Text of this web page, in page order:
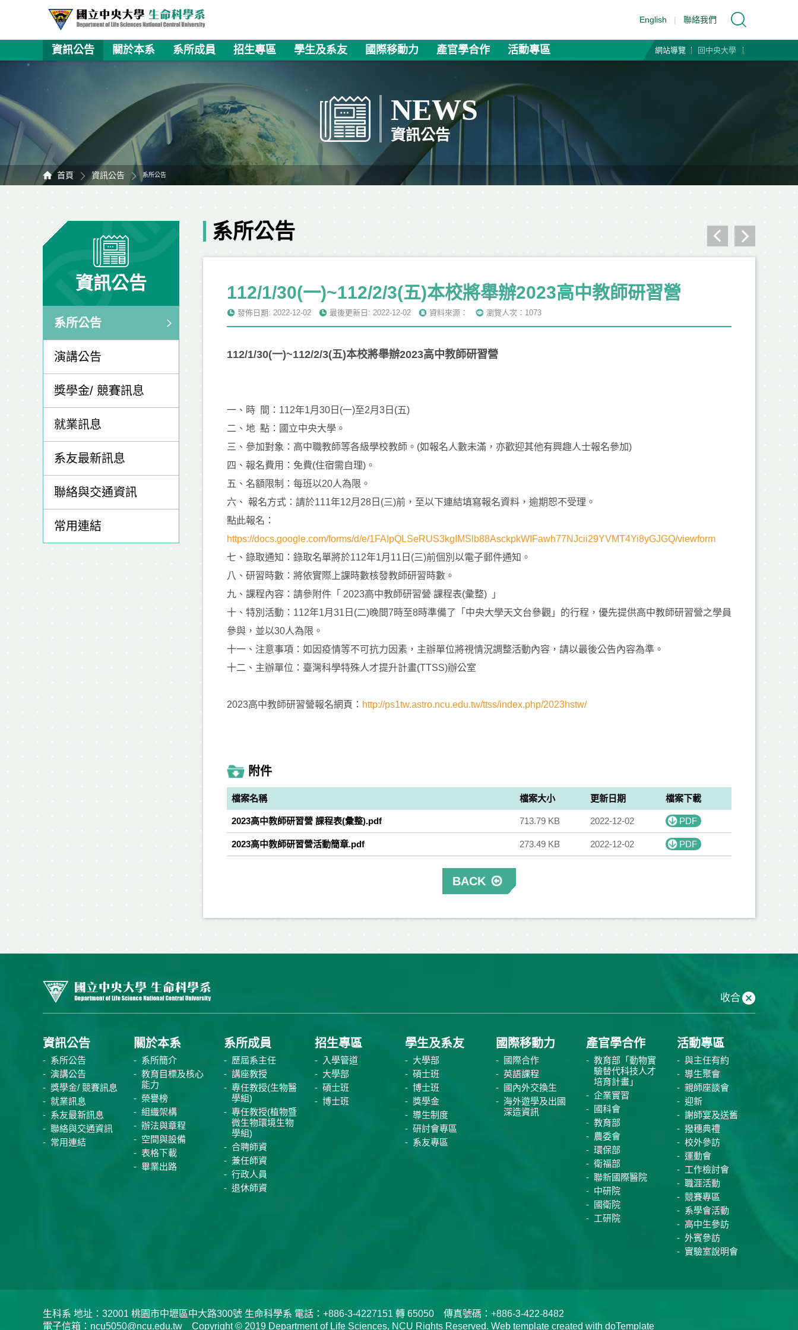
English | 聯絡我們
資訊公告 關於本系 系所成員 招生專區 學生及系友 國際移動力 產官學合作 活動專區 網站導覽 回中央大學
NEWS
資訊公告
首頁 資訊公告 系所公告
資訊公告
系所公告
演講公告
獎學金/ 競賽訊息
就業訊息
系友最新訊息
聯絡與交通資訊
常用連結
系所公告
112/1/30(一)~112/2/3(五)本校將舉辦2023高中教師研習營
發佈日期: 2022-12-02 最後更新日: 2022-12-02 資料來源： 瀏覽人次：1073
112/1/30(一)~112/2/3(五)本校將舉辦2023高中教師研習營
一、時 間：112年1月30日(一)至2月3日(五)
二、地 點：國立中央大學。
三、參加對象：高中職教師等各級學校教師。(如報名人數未滿，亦歡迎其他有興趣人士報名參加)
四、報名費用：免費(住宿需自理)。
五、名額限制：每班以20人為限。
六、 報名方式：請於111年12月28日(三)前，至以下連結填寫報名資料，逾期恕不受理。
點此報名：
https://docs.google.com/forms/d/e/1FAIpQLSeRUS3kgIMSlb88AsckpkWIFawh77NJcii29YVMT4Yi8yGJGQ/viewform
七、錄取通知：錄取名單將於112年1月11日(三)前個別以電子郵件通知。
八、研習時數：將依實際上課時數核發教師研習時數。
九、課程內容：請參附件「 2023高中教師研習營 課程表(彙整) 」
十、特別活動：112年1月31日(二)晚間7時至8時準備了「中央大學天文台參觀」的行程，優先提供高中教師研習營之學員
參與，並以30人為限。
十一、注意事項：如因疫情等不可抗力因素，主辦單位將視情況調整活動內容，請以最後公告內容為準。
十二、主辦單位：臺灣科學特殊人才提升計畫(TTSS)辦公室
2023高中教師研習營報名網頁： http://ps1tw.astro.ncu.edu.tw/ttss/index.php/2023hstw/
附件
檔案名稱 檔案大小 更新日期 檔案下載
2023高中教師研習營 課程表(彙整).pdf 713.79 KB 2022-12-02 PDF
2023高中教師研習營活動簡章.pdf 273.49 KB 2022-12-02 PDF
BACK
收合
資訊公告
系所公告
演講公告
獎學金/ 競賽訊息
就業訊息
系友最新訊息
聯絡與交通資訊
常用連結
關於本系
系所簡介
教育目標及核心
能力
榮譽榜
組織架構
辦法與章程
空間與設備
表格下載
畢業出路
系所成員
歷屆系主任
講座教授
專任教授(生物醫
學組)
專任教授(植物暨
微生物環境生物
學組)
合聘師資
兼任師資
行政人員
退休師資
招生專區
入學管道
大學部
碩士班
博士班
學生及系友
大學部
碩士班
博士班
獎學金
導生制度
研討會專區
系友專區
國際移動力
國際合作
英語課程
國內外交換生
海外遊學及出國
深造資訊
產官學合作
教育部「動物實
驗替代科技人才
培育計畫」
企業實習
國科會
教育部
農委會
環保部
衛福部
聯新國際醫院
中研院
國衛院
工研院
活動專區
與主任有約
導生聚會
親師座談會
迎新
謝師宴及送舊
撥穗典禮
校外參訪
運動會
工作檢討會
職涯活動
競賽專區
系學會活動
高中生參訪
外賓參訪
實驗室說明會
生科系 地址：32001 桃園市中壢區中大路300號 生命科學系 電話：+886-3-4227151 轉 65050 傳真號碼：+886-3-422-8482
電子信箱：ncu5050@ncu.edu.tw Copyright © 2019 Department of Life Sciences, NCU Rights Reserved. Web template created with doTemplate